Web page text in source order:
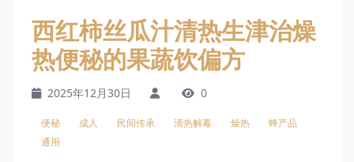
西红柿丝瓜汁清热生津治燥
热便秘的果蔬饮偏方
2025年12月30日 0
便秘 成人 民间传承 清热解毒 燥热
蜂产品
通用